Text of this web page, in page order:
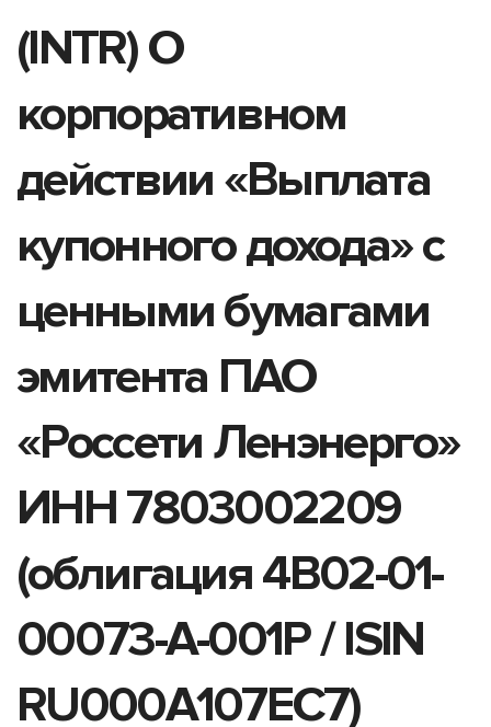
(INTR) О
корпоративном
действии «Выплата
купонного дохода» с
ценными бумагами
эмитента ПАО
«Россети Ленэнерго»
ИНН 7803002209
(облигация 4B02-01-
00073-A-001P / ISIN
RU000A107EC7)